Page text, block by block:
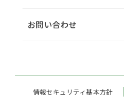
お問い合わせ
情報セキュリティ基本方針